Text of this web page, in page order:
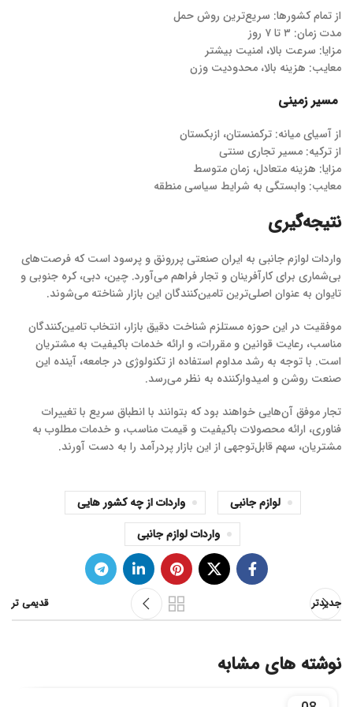
از تمام کشورها: سریع‌ترین روش حمل
مدت زمان: ۳ تا ۷ روز
مزایا: سرعت بالا، امنیت بیشتر
معایب: هزینه بالا، محدودیت وزن
مسیر زمینی
از آسیای میانه: ترکمنستان، ازبکستان
از ترکیه: مسیر تجاری سنتی
مزایا: هزینه متعادل، زمان متوسط
معایب: وابستگی به شرایط سیاسی منطقه
نتیجه‌گیری
واردات لوازم جانبی به ایران صنعتی پررونق و پرسود است که فرصت‌های
بی‌شماری برای کارآفرینان و تجار فراهم می‌آورد. چین، دبی، کره جنوبی و
تایوان به عنوان اصلی‌ترین تامین‌کنندگان این بازار شناخته می‌شوند.
موفقیت در این حوزه مستلزم شناخت دقیق بازار، انتخاب تامین‌کنندگان
مناسب، رعایت قوانین و مقررات، و ارائه خدمات باکیفیت به مشتریان
است. با توجه به رشد مداوم استفاده از تکنولوژی در جامعه، آینده این
صنعت روشن و امیدوارکننده به نظر می‌رسد.
تجار موفق آن‌هایی خواهند بود که بتوانند با انطباق سریع با تغییرات
فناوری، ارائه محصولات باکیفیت و قیمت مناسب، و خدمات مطلوب به
مشتریان، سهم قابل‌توجهی از این بازار پردرآمد را به دست آورند.
لوازم جانبی
واردات از چه کشور هایی
واردات لوازم جانبی
جدیدتر قدیمی تر
نوشته های مشابه